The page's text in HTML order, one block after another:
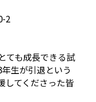
2
ても成長できる試
生が引退という
してくださった皆